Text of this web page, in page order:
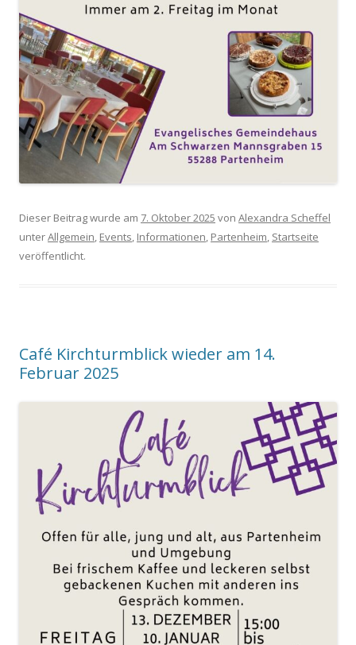
Dieser Beitrag wurde am 7. Oktober 2025 von Alexandra Scheffel
unterAllgemein, Events, Informationen, Partenheim, Startseite
veröffentlicht.
Café Kirchturmblick wieder am 14.
Februar 2025